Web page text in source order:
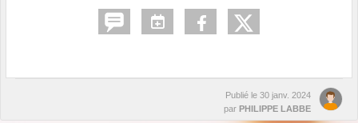
Publié le 30 janv. 2024
par PHILIPPE LABBE